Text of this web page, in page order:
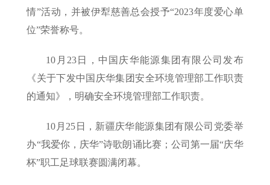
情”活动，并被伊犁慈善总会授予“2023年度爱心单
位”荣誉称号。
10月23日，中国庆华能源集团有限公司发布
《关于下发中国庆华集团安全环境管理部工作职责
的通知》，明确安全环境管理部工作职责。
10月25日，新疆庆华能源集团有限公司党委举
办“我爱你，庆华”诗歌朗诵比赛；公司第一届“庆华
杯”职工足球联赛圆满闭幕。